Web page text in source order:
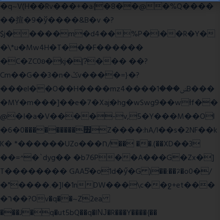
�q~V(H��Rv���+�a{�8��@�%Q����
��揎�9�ў����&B�v �?
$j�����m�d4��%P�l��R�Y�
�\*u�Mw4H�T���F������
�C�ZC0ʚ�kj�|?ͮ��� ��?
Cm��G��3�n�ݣv����=}�?
���el��O��H����mzݾ���1����4B���
�MY�m���]��e�7�Xaj׃�hg�wSwg9��wƗf��
@�I�a�V����-v,5�Y���M��Ol
�׿���������0�6Z����:hA/I��s�2NF��k
K� *������UZo���ח/�� ��.(��XD��3
��=^�`dyg�� �b76P��A���G�Zx�]
T�������� GAA5̔�o1d�ӳ�G )��:��ℱ�o0�/
�"����.�]I�1nDW���\c��ջ+et���
�ר��?Ov�q��~Z2ea
���J�q�ut5bQ��q�lǊ�R���Y����{��